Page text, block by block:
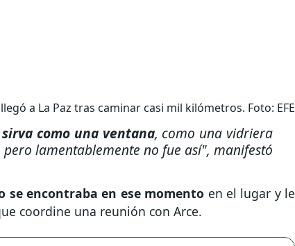
a La Paz tras caminar casi mil kilómetros. Foto: EFE
como una ventana, como una vidriera
lamentablemente no fue así", manifestó
se encontraba en ese momento en el lugar y le
coordine una reunión con Arce.